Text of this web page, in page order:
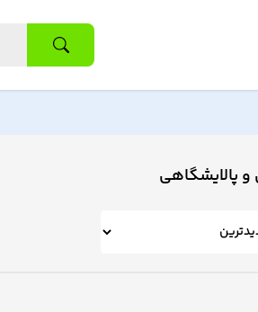
پالایشگاهی